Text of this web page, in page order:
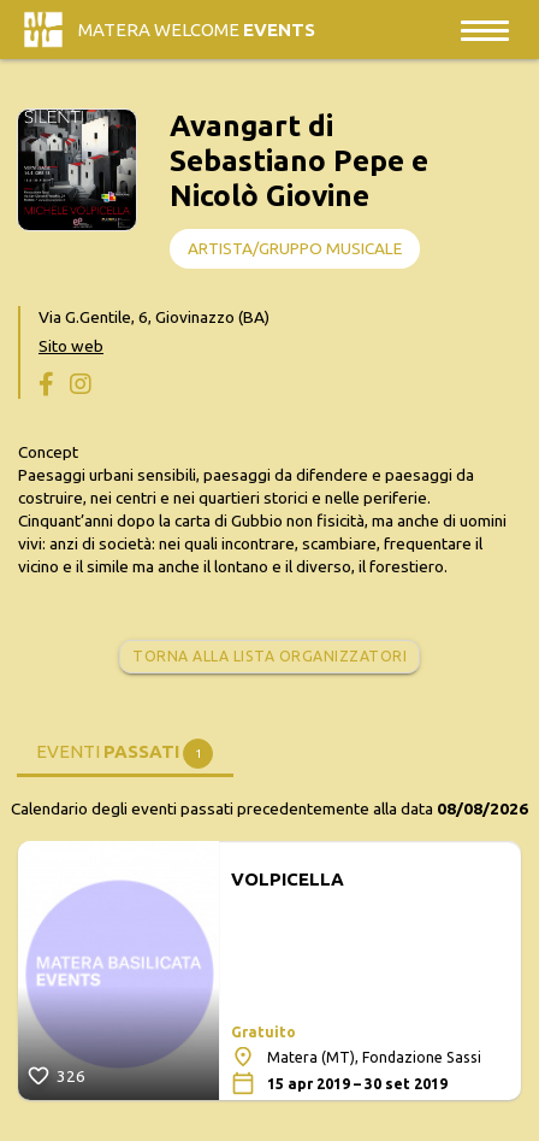
MATERA WELCOME EVENTS
Avangart di
Sebastiano Pepe e
Nicolò Giovine
ARTISTA/GRUPPO MUSICALE
Via G.Gentile, 6, Giovinazzo (BA)
Sito web
Concept
Paesaggi urbani sensibili, paesaggi da difendere e paesaggi da
costruire, nei centri e nei quartieri storici e nelle periferie.
Cinquant’anni dopo la carta di Gubbio non fisicità, ma anche di uomini
vivi: anzi di società: nei quali incontrare, scambiare, frequentare il
vicino e il simile ma anche il lontano e il diverso, il forestiero.
TORNA ALLA LISTA ORGANIZZATORI
EVENTI PASSATI 1
Calendario degli eventi passati precedentemente alla data 08/08/2026
326
VOLPICELLA
Gratuito
Matera (MT), Fondazione Sassi
15 apr 2019 – 30 set 2019